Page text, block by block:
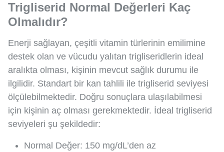
Trigliserid Normal Değerleri Kaç
Olmalıdır?
Enerji sağlayan, çeşitli vitamin türlerinin emilimine
destek olan ve vücudu yalıtan trigliseridlerin ideal
aralıkta olması, kişinin mevcut sağlık durumu ile
ilgilidir. Standart bir kan tahlili ile trigliserid seviyesi
ölçülebilmektedir. Doğru sonuçlara ulaşılabilmesi
için kişinin aç olması gerekmektedir. İdeal trigliserid
seviyeleri şu şekildedir:
Normal Değer: 150 mg/dL’den az